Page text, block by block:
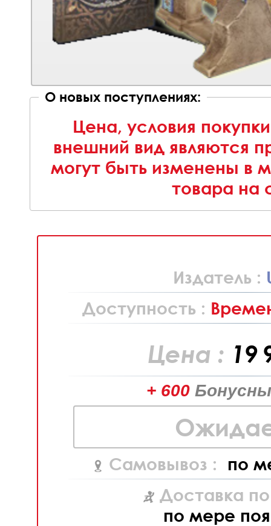
О новых поступлениях:
Цена, условия
внешний вид являются
могут быть изменены в
товара на
Издатель :
Доступность :
Цена : 19
+ 600
Самовывоз : по
Доставка
по мере